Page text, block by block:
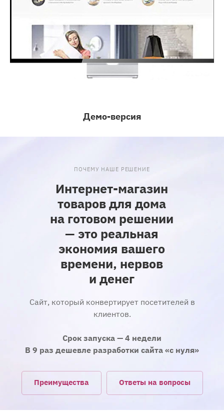
Демо-версия
ПОЧЕМУ НАШЕ РЕШЕНИЕ
Интернет-магазин
товаров для дома
на готовом решении
— это реальная
экономия вашего
времени, нервов
и денег
Сайт, который конвертирует посетителей в
клиентов.
Срок запуска — 4 недели
В 9 раз дешевле разработки сайта «с нуля»
Преимущества Ответы на вопросы